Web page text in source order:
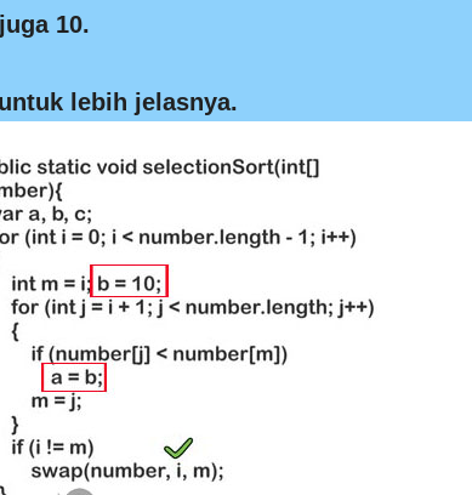
10.
lebih jelasnya.